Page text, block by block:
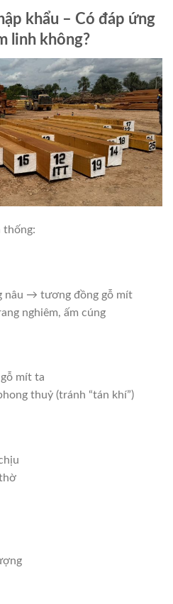
khẩu – Có đáp ứng
linh không?
thống:
nâu → tương đồng gỗ mít
nghiêm, ấm cúng
mít ta
thuỷ (tránh “tán khí”)